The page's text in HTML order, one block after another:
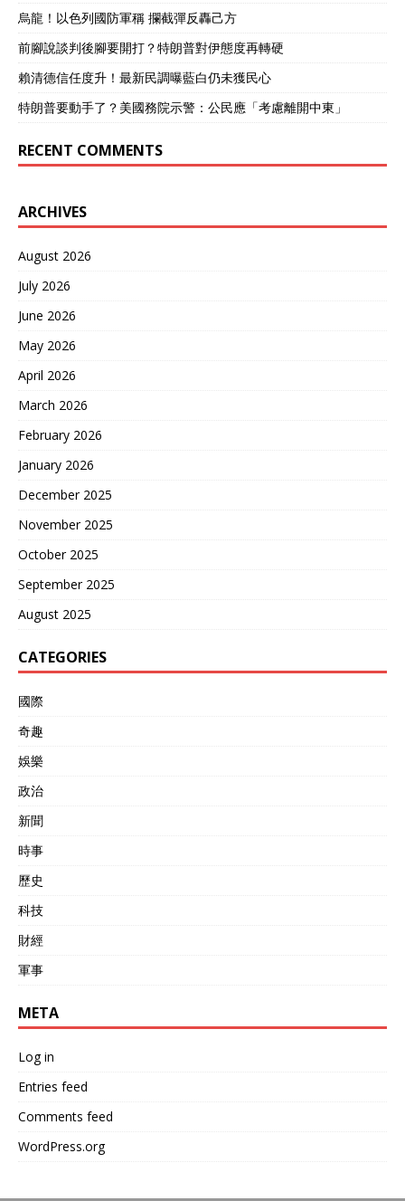
烏龍！以色列國防軍稱 攔截彈反轟己方
前腳說談判後腳要開打？特朗普對伊態度再轉硬
賴清德信任度升！最新民調曝藍白仍未獲民心
特朗普要動手了？美國務院示警：公民應「考慮離開中東」
RECENT COMMENTS
ARCHIVES
August 2026
July 2026
June 2026
May 2026
April 2026
March 2026
February 2026
January 2026
December 2025
November 2025
October 2025
September 2025
August 2025
CATEGORIES
國際
奇趣
娛樂
政治
新聞
時事
歷史
科技
財經
軍事
META
Log in
Entries feed
Comments feed
WordPress.org